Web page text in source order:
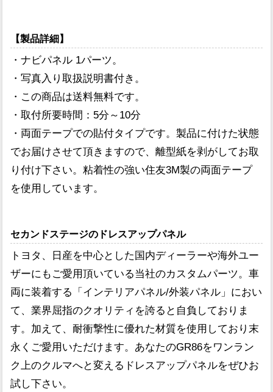
【製品詳細】
・ナビパネル 1パーツ。
・写真入り取扱説明書付き。
・この商品は送料無料です。
・取付所要時間：5分～10分
・両面テープでの貼付タイプです。製品に付けた状態
でお届けさせて頂きますので、離型紙を剥がしてお取
り付け下さい。粘着性の強い住友3M製の両面テープ
を使用しています。
セカンドステージのドレスアップパネル
トヨタ、日産を中心とした国内ディーラーや海外ユー
ザーにもご愛用頂いている当社のカスタムパーツ。車
両に装着する「インテリアパネル/外装パネル」におい
て、業界屈指のクオリティを誇ると自負しておりま
す。加えて、耐衝撃性に優れた材質を使用しており末
永くご愛用いただけます。あなたのGR86をワンラン
ク上のクルマへと変えるドレスアップパネルをぜひお
試し下さい。